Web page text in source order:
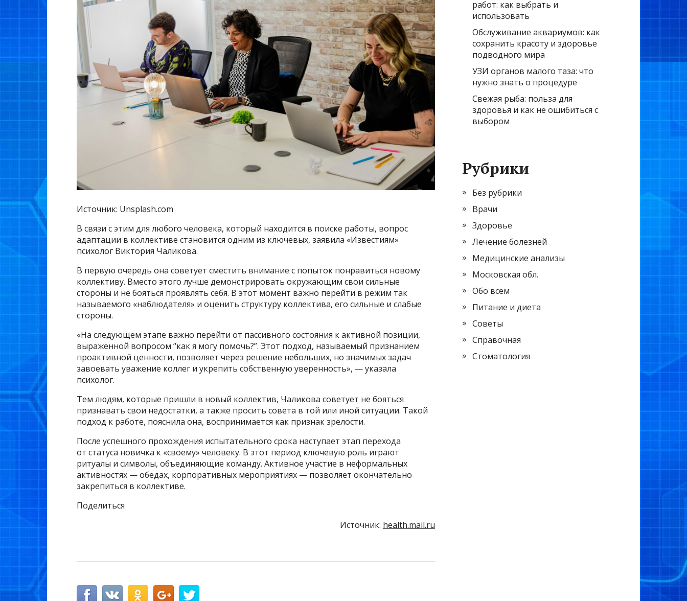
Источник: Unsplash.com
В связи с этим для любого человека, который находится в поиске работы, вопрос
адаптации в коллективе становится одним из ключевых, заявила «Известиям»
психолог Виктория Чаликова.
В первую очередь она советует сместить внимание с попыток понравиться новому
коллективу. Вместо этого лучше демонстрировать окружающим свои сильные
стороны и не бояться проявлять себя. В этот момент важно перейти в режим так
называемого «наблюдателя» и оценить структуру коллектива, его сильные и слабые
стороны.
«На следующем этапе важно перейти от пассивного состояния к активной позиции,
выраженной вопросом “как я могу помочь?”. Этот подход, называемый признанием
проактивной ценности, позволяет через решение небольших, но значимых задач
завоевать уважение коллег и укрепить собственную уверенность», — указала
психолог.
Тем людям, которые пришли в новый коллектив, Чаликова советует не бояться
признавать свои недостатки, а также просить совета в той или иной ситуации. Такой
подход к работе, пояснила она, воспринимается как признак зрелости.
После успешного прохождения испытательного срока наступает этап перехода
от статуса новичка к «своему» человеку. В этот период ключевую роль играют
ритуалы и символы, объединяющие команду. Активное участие в неформальных
активностях — обедах, корпоративных мероприятиях — позволяет окончательно
закрепиться в коллективе.
Поделиться
Источник: health.mail.ru
работ: как выбрать и
использовать
Обслуживание аквариумов: как
сохранить красоту и здоровье
подводного мира
УЗИ органов малого таза: что
нужно знать о процедуре
Свежая рыба: польза для
здоровья и как не ошибиться с
выбором
Рубрики
Без рубрики
Врачи
Здоровье
Лечение болезней
Медицинские анализы
Московская обл.
Обо всем
Питание и диета
Советы
Справочная
Стоматология